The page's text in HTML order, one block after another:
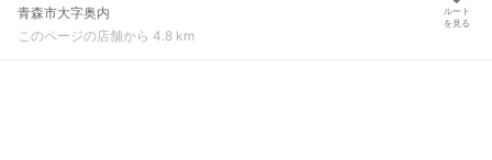
青森市大字奥内
このページの店舗から 4.8 km
ルート
を見る